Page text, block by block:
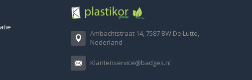
Ambachtstraat 14, 7587 BW De Lutte,
Nederland
Klantenservice@badges.nl